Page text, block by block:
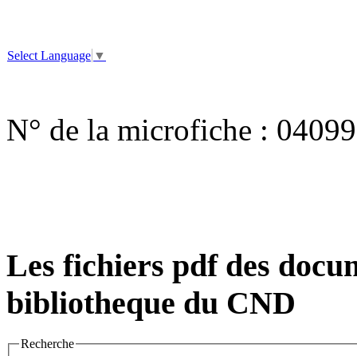
Select Language ▼
N° de la microfiche :
Les fichiers pdf des
bibliotheque du CND
Recherche